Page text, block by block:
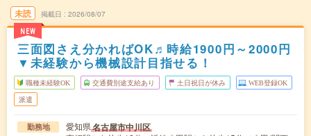
未読
NEW
掲載日 2026/08/07
三面図さえ分かればOK♬時給1900円～2000円
▼未経験から機械設計目指せる！
職種未経験OK 交通費別途支給あり 土日祝日が休み WEB登録OK
派遣
勤務地 愛知県名古屋市中川区